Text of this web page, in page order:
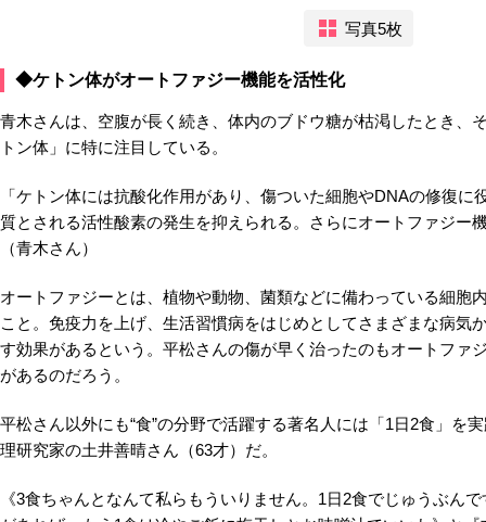
写真5枚
◆ケトン体がオートファジー機能を活性化
青木さんは、空腹が長く続き、体内のブドウ糖が枯渇したとき、
トン体」に特に注目している。
「ケトン体には抗酸化作用があり、傷ついた細胞やDNAの修復に
質とされる活性酸素の発生を抑えられる。さらにオートファジー
（青木さん）
オートファジーとは、植物や動物、菌類などに備わっている細胞
こと。免疫力を上げ、生活習慣病をはじめとしてさまざまな病気
す効果があるという。平松さんの傷が早く治ったのもオートファ
があるのだろう。
平松さん以外にも“食”の分野で活躍する著名人には「1日2食」を
理研究家の土井善晴さん（63才）だ。
《3食ちゃんとなんて私らもういりません。1日2食でじゅうぶん